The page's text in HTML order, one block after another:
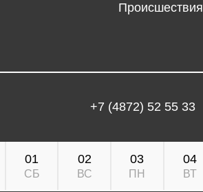
Происшествия
+7 (4872) 52 55 33
01
СБ
02
ВС
03
ПН
04
ВТ